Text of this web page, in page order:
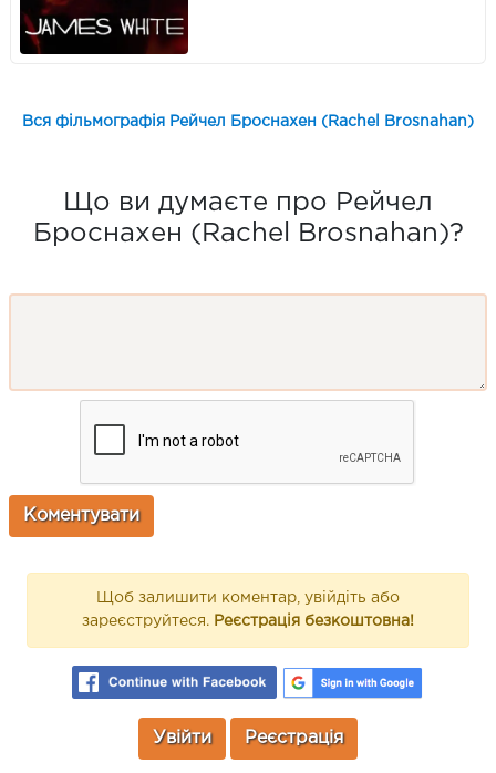
Вся фільмографія Рейчел Броснахен (Rachel Brosnahan)
Що ви думаєте про Рейчел
Броснахен (Rachel Brosnahan)?
Щоб залишити коментар, увійдіть або
зареєструйтеся. Реєстрація безкоштовна!
Увійти Реєстрація